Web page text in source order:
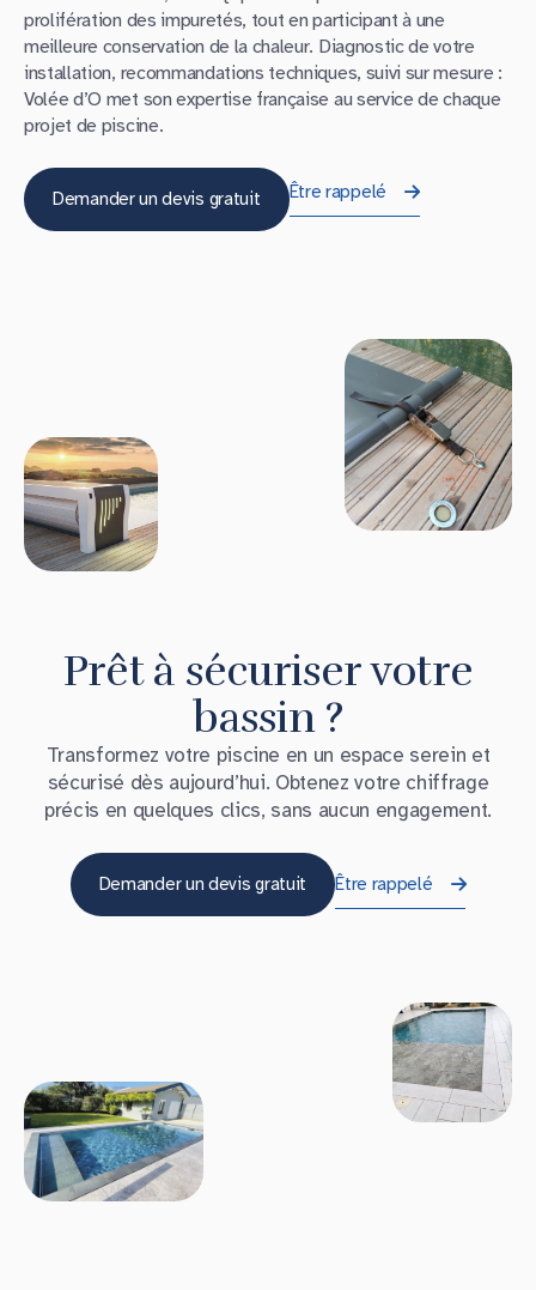
prolifération des impuretés, tout en participant à une
meilleure conservation de la chaleur. Diagnostic de votre
installation, recommandations techniques, suivi sur mesure :
Volée d’O met son expertise française au service de chaque
projet de piscine.
Demander un devis gratuit Être rappelé
Prêt à sécuriser votre
bassin ?
Transformez votre piscine en un espace serein et
sécurisé dès aujourd’hui. Obtenez votre chiffrage
précis en quelques clics, sans aucun engagement.
Demander un devis gratuit Être rappelé